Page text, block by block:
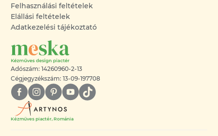
Felhasználási feltételek
Elállási feltételek
Adatkezelési tájékoztató
Adószám: 14260960-2-13
Cégjegyzékszám: 13-09-197708
Kézműves piactér, Románia